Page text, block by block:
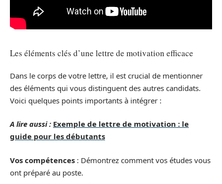
Les éléments clés d’une lettre de motivation efficace
Dans le corps de votre lettre, il est crucial de mentionner
des éléments qui vous distinguent des autres candidats.
Voici quelques points importants à intégrer :
A lire aussi : Exemple de lettre de motivation : le
guide pour les débutants
Vos compétences : Démontrez comment vos études vous
ont préparé au poste.